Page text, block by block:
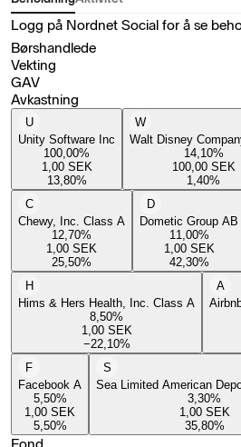
Logg på Nordnet Social for å se
Børshandlede
Vekting
GAV
Avkastning
U
Unity Software Inc
100,00%
1,00 SEK
13,80%
W
Walt Disney
14,10%
100,00 SEK
1,40%
C
Chewy, Inc. Class A
12,70%
1,00 SEK
25,50%
D
Dometic Group AB
11,00%
1,00 SEK
42,30%
H
Hims & Hers Health, Inc. Class A
8,50%
1,00 SEK
−22,10%
A
F
Facebook A
5,50%
1,00 SEK
5,50%
S
Sea Limited American
3,30%
1,00 SEK
35,80%